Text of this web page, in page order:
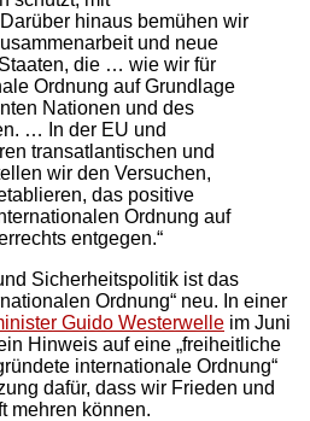
hinaus bemühen wir
und neue
die … wie wir für
Ordnung auf Grundlage
Nationen und des
… In der EU und
transatlantischen und
wir den Versuchen,
das positive
Ordnung auf
entgegen.“
Sicherheitspolitik ist das
Ordnung“ neu. In einer
Guido Westerwelle im Juni
Hinweis auf eine „freiheitliche
internationale Ordnung“
dafür, dass wir Frieden und
mehren können.